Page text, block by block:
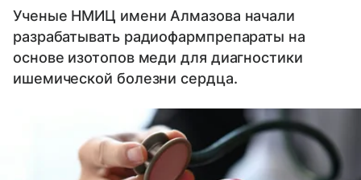
Ученые НМИЦ имени Алмазова начали
разрабатывать радиофармпрепараты на
основе изотопов меди для диагностики
ишемической болезни сердца.